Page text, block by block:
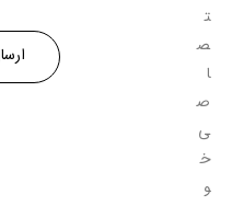
ت
ص
ا
ص
ی
خ
و